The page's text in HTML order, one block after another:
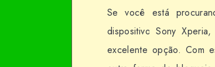
Se você está
dispositivo Sony
excelente opção. Com